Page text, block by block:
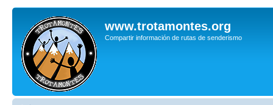
www.trotamontes.org
Compartir información de rutas de senderismo